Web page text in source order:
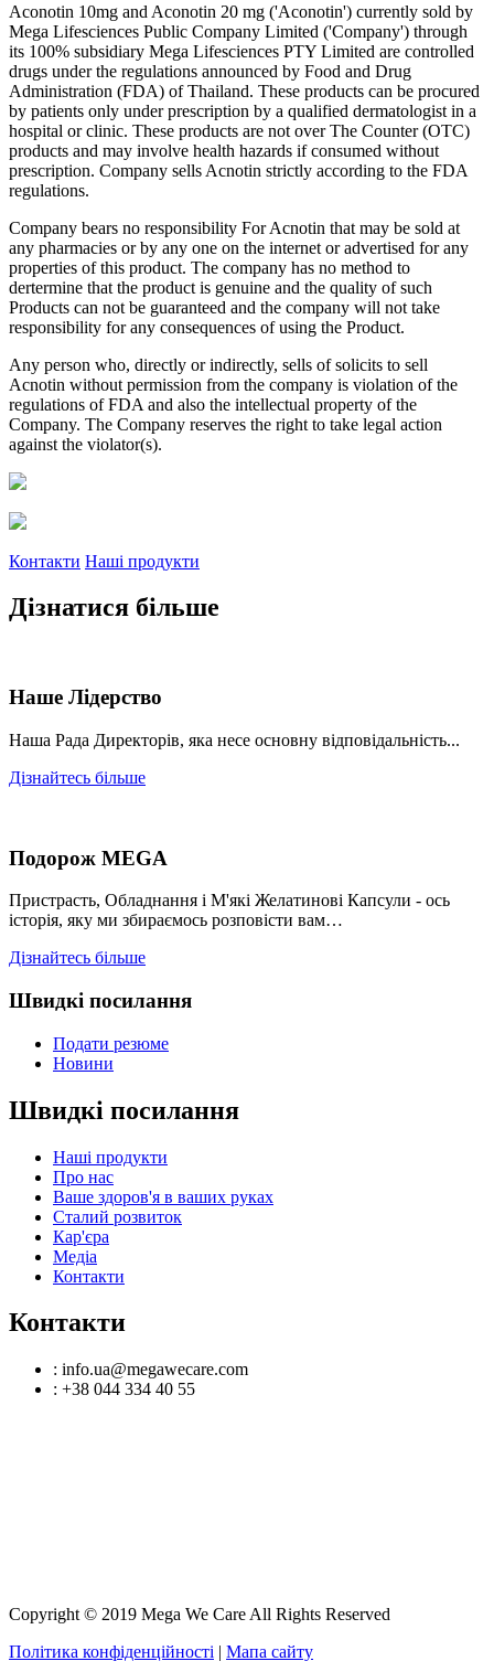
Aconotin 10mg and Aconotin 20 mg ('Aconotin') currently sold by
Mega Lifesciences Public Company Limited ('Company') through
its 100% subsidiary Mega Lifesciences PTY Limited are controlled
drugs under the regulations announced by Food and Drug
Administration (FDA) of Thailand. These products can be procured
by patients only under prescription by a qualified dermatologist in a
hospital or clinic. These products are not over The Counter (OTC)
products and may involve health hazards if consumed without
prescription. Company sells Acnotin strictly according to the FDA
regulations.
Company bears no responsibility For Acnotin that may be sold at
any pharmacies or by any one on the internet or advertised for any
properties of this product. The company has no method to
dertermine that the product is genuine and the quality of such
Products can not be guaranteed and the company will not take
responsibility for any consequences of using the Product.
Any person who, directly or indirectly, sells of solicits to sell
Acnotin without permission from the company is violation of the
regulations of FDA and also the intellectual property of the
Company. The Company reserves the right to take legal action
against the violator(s).
Контакти Наші продукти
Дізнатися більше
Наше Лідерство
Наша Рада Директорів, яка несе основну відповідальність...
Дізнайтесь більше
Подорож MEGA
Пристрасть, Обладнання і М'які Желатинові Капсули - ось
історія, яку ми збираємось розповісти вам…
Дізнайтесь більше
Швидкі посилання
Подати резюме
Новини
Швидкі посилання
Наші продукти
Про нас
Ваше здоров'я в ваших руках
Сталий розвиток
Кар'єра
Медіа
Контакти
Контакти
: info.ua@megawecare.com
: +38 044 334 40 55
Copyright © 2019 Mega We Care All Rights Reserved
Політика конфіденційності | Мапа сайту